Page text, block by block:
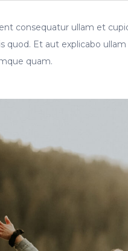
consequatur ullam et
quod. Et aut explicabo
quam.